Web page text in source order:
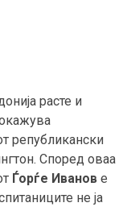
расте и
републикански
Според оваа
Ѓорѓе Иванов е
не ја